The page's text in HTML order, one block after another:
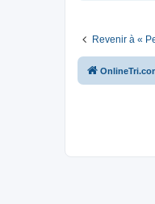
u
Revenir à «